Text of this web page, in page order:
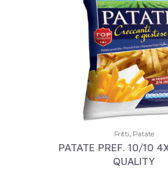
Fritti, Patate
PATATE PREF. 10/10
QUALITY